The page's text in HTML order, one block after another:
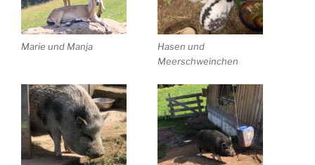
Marie und Manja
Hasen und
Meerschweinchen